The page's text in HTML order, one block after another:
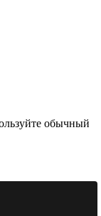
обычный